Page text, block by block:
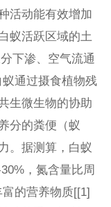
活动能有效增加
蚁活跃区域的土
下渗、空气流通
通过摄食植物残
生微生物的协助
分的粪便（蚁
。据测算，白蚁
，氮含量比周
的营养物质[[1]